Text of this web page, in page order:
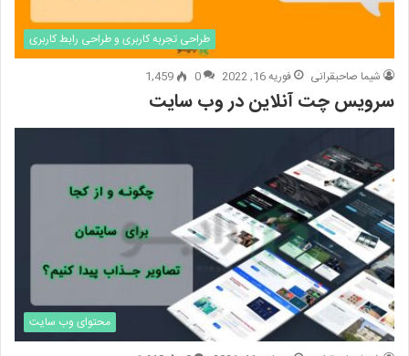
طراحی تجربه کاربری و طراحی رابط کاربری
شیما صاحبقرانی فوریه 16, 2022 0
1,459
سرویس چت آنلاین در وب سایت
محتوای وب سایت